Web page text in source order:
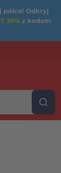
Odkryj
30% z kodem